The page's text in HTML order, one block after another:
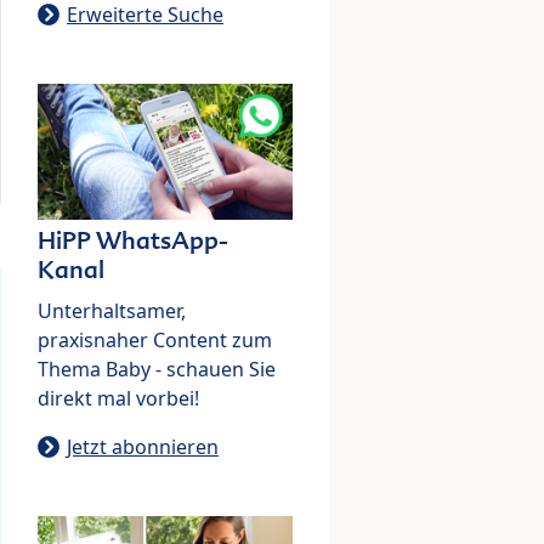
Erweiterte Suche
HiPP WhatsApp-
Kanal
Unterhaltsamer,
praxisnaher Content zum
Thema Baby - schauen Sie
direkt mal vorbei!
Jetzt abonnieren